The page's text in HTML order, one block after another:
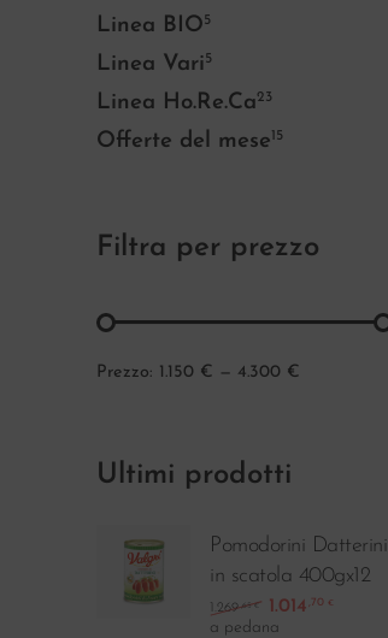
Linea BIO5
Linea Vari5
Linea Ho.Re.Ca23
Offerte del mese 15
Filtra per prezzo
Prezzo: 1.150 € — 4.300 €
Ultimi prodotti
Pomodorini Datterini
in scatola 400gx12
1.269 ,65€ 1.014 ,70 €
a pedana